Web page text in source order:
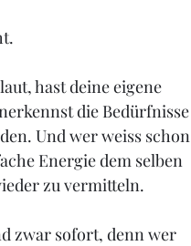
hast deine eigene
die Bedürfnisse
Und wer weiss schon
Energie dem selben
zu vermitteln.
zwar sofort, denn wer